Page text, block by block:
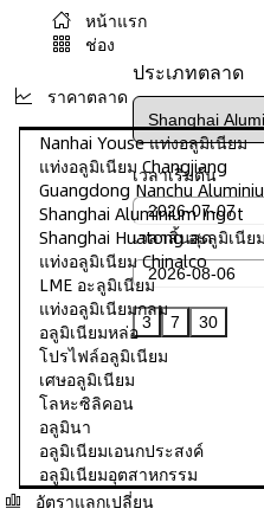
หน้าแรก
ช่อง
ราคาตลาด
Nanhai Youse แท่งอลูมิเนียม
แท่งอลูมิเนียม Changjiang
Guangdong Nanchu
Shanghai Aluminium Ingot
Shanghai Huatong อะลูมิเนีย
แท่งอลูมิเนียม Chinalco
LME อะลูมิเนียม
แท่งอลูมิเนียมกลม
อลูมิเนียมหล่อ
โปรไฟล์อลูมิเนียม
เศษอลูมิเนียม
โลหะซิลิคอน
อลูมินา
อลูมิเนียมเอนกประสงค์
อลูมิเนียมอุตสาหกรรม
อัตราแลกเปลี่ยน
ประเภทตลาด
เวลาเริ่มต้น
เวลาสิ้นสุด
3 7 30